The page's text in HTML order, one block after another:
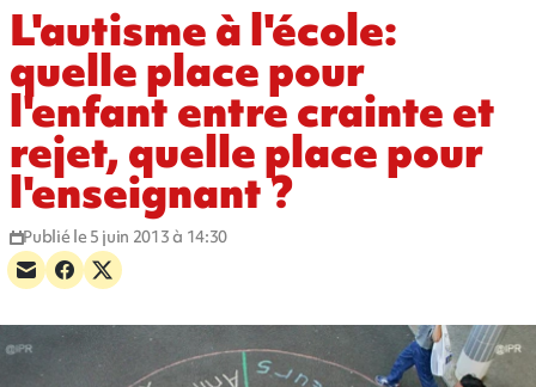
L'autisme à l'école:
quelle place pour
l'enfant entre crainte et
rejet, quelle place pour
l'enseignant ?
Publié le 5 juin 2013 à 14:30